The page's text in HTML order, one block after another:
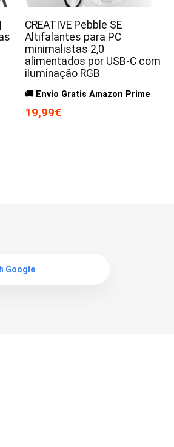
CREATIVE Pebble SE
Altifalantes para PC
minimalistas 2,0
alimentados por USB-C com
iluminação RGB
🚚 Envio Gratis Amazon Prime
19,99€
Google